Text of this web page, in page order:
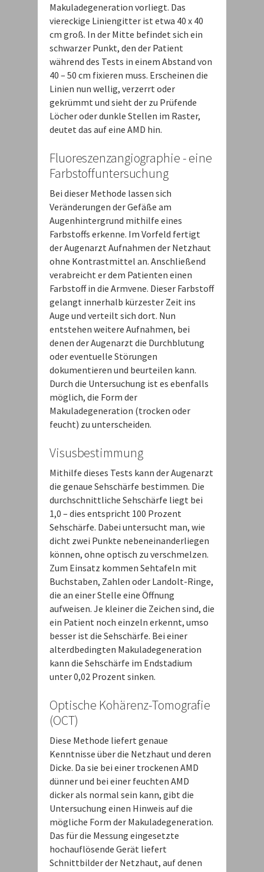
Makuladegeneration vorliegt. Das
viereckige Liniengitter ist etwa 40 x 40
cm groß. In der Mitte befindet sich ein
schwarzer Punkt, den der Patient
während des Tests in einem Abstand von
40 – 50 cm fixieren muss. Erscheinen die
Linien nun wellig, verzerrt oder
gekrümmt und sieht der zu Prüfende
Löcher oder dunkle Stellen im Raster,
deutet das auf eine AMD hin.
Fluoreszenzangiographie - eine
Farbstoffuntersuchung
Bei dieser Methode lassen sich
Veränderungen der Gefäße am
Augenhintergrund mithilfe eines
Farbstoffs erkenne. Im Vorfeld fertigt
der Augenarzt Aufnahmen der Netzhaut
ohne Kontrastmittel an. Anschließend
verabreicht er dem Patienten einen
Farbstoff in die Armvene. Dieser Farbstoff
gelangt innerhalb kürzester Zeit ins
Auge und verteilt sich dort. Nun
entstehen weitere Aufnahmen, bei
denen der Augenarzt die Durchblutung
oder eventuelle Störungen
dokumentieren und beurteilen kann.
Durch die Untersuchung ist es ebenfalls
möglich, die Form der
Makuladegeneration (trocken oder
feucht) zu unterscheiden.
Visusbestimmung
Mithilfe dieses Tests kann der Augenarzt
die genaue Sehschärfe bestimmen. Die
durchschnittliche Sehschärfe liegt bei
1,0 – dies entspricht 100 Prozent
Sehschärfe. Dabei untersucht man, wie
dicht zwei Punkte nebeneinanderliegen
können, ohne optisch zu verschmelzen.
Zum Einsatz kommen Sehtafeln mit
Buchstaben, Zahlen oder Landolt-Ringe,
die an einer Stelle eine Öffnung
aufweisen. Je kleiner die Zeichen sind, die
ein Patient noch einzeln erkennt, umso
besser ist die Sehschärfe. Bei einer
alterdbedingten Makuladegeneration
kann die Sehschärfe im Endstadium
unter 0,02 Prozent sinken.
Optische Kohärenz-Tomografie
(OCT)
Diese Methode liefert genaue
Kenntnisse über die Netzhaut und deren
Dicke. Da sie bei einer trockenen AMD
dünner und bei einer feuchten AMD
dicker als normal sein kann, gibt die
Untersuchung einen Hinweis auf die
mögliche Form der Makuladegeneration.
Das für die Messung eingesetzte
hochauflösende Gerät liefert
Schnittbilder der Netzhaut, auf denen